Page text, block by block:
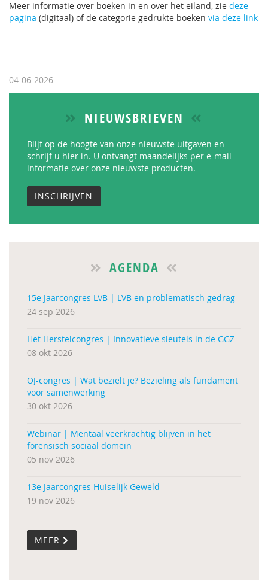
Meer informatie over boeken in en over het eiland, zie deze
pagina (digitaal) of de categorie gedrukte boeken via deze link
04-06-2026
NIEUWSBRIEVEN
Blijf op de hoogte van onze nieuwste uitgaven en
schrijf u hier in. U ontvangt maandelijks per e-mail
informatie over onze nieuwste producten.
INSCHRIJVEN
AGENDA
15e Jaarcongres LVB | LVB en problematisch gedrag
24 sep 2026
Het Herstelcongres | Innovatieve sleutels in de GGZ
08 okt 2026
OJ-congres | Wat bezielt je? Bezieling als fundament
voor samenwerking
30 okt 2026
Webinar | Mentaal veerkrachtig blijven in het
forensisch sociaal domein
05 nov 2026
13e Jaarcongres Huiselijk Geweld
19 nov 2026
MEER